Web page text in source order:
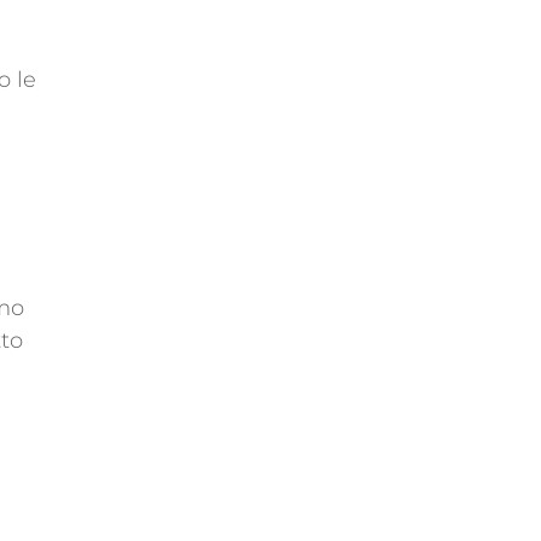
le